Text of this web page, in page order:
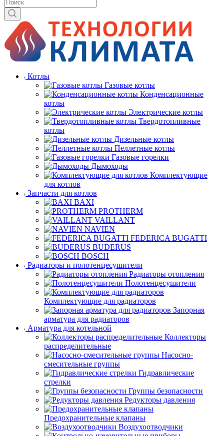
Котлы
Газовые котлы
Конденсационные
котлы
Электрические котлы
Твердотопливные
котлы
Дизельные котлы
Пеллетные котлы
Газовые горелки
Дымоходы
Комплектующие
для котлов
Запчасти для котлов
BAXI
PROTHERM
VAILLANT
NAVIEN
FEDERICA BUGATTI
BUDERUS
BOSCH
Радиаторы и полотенцесушители
Радиаторы отопления
Полотенцесушители
Комплектующие для радиаторов
Запорная
арматура для радиаторов
Арматура для котельной
Коллекторы
распределительные
Насосно-
смесительные группы
Гидравлические
стрелки
Группы безопасности
Редукторы давления
Предохранительные клапаны
Воздухоотводчики